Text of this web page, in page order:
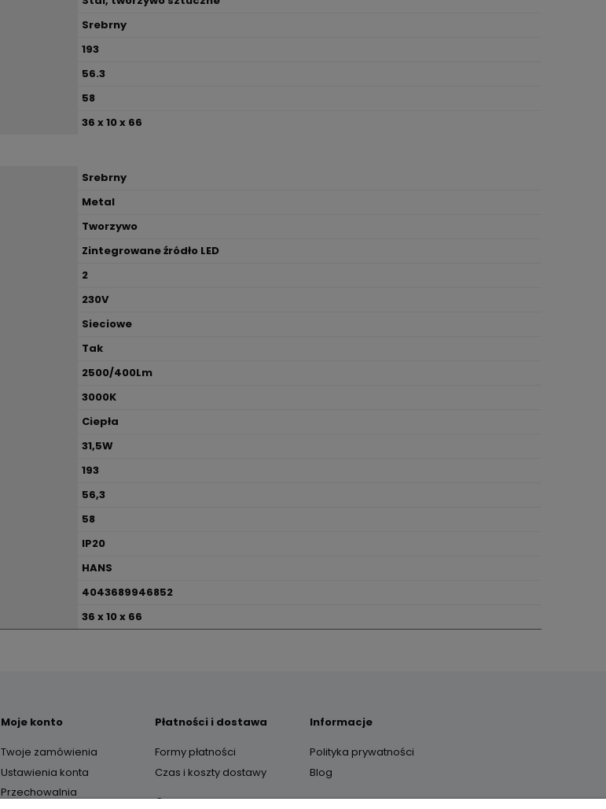
Srebrny
193
56.3
58
36 x 10 x 66
Srebrny
Metal
Tworzywo
Zintegrowane źródło LED
2
230V
Sieciowe
Tak
2500/400Lm
3000K
Ciepła
31,5W
193
56,3
58
IP20
HANS
4043689946852
36 x 10 x 66
Moje konto
Twoje zamówienia
Ustawienia konta
Przechowalnia
Płatności i dostawa
Formy płatności
Czas i koszty dostawy
Informacje
Polityka prywatności
Blog
O nas